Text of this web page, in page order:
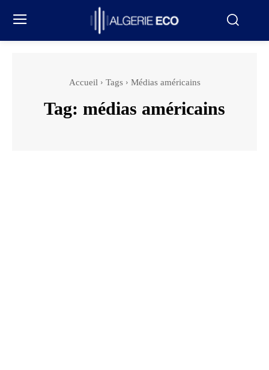
Accueil Tags Médias américains
Tag: médias américains